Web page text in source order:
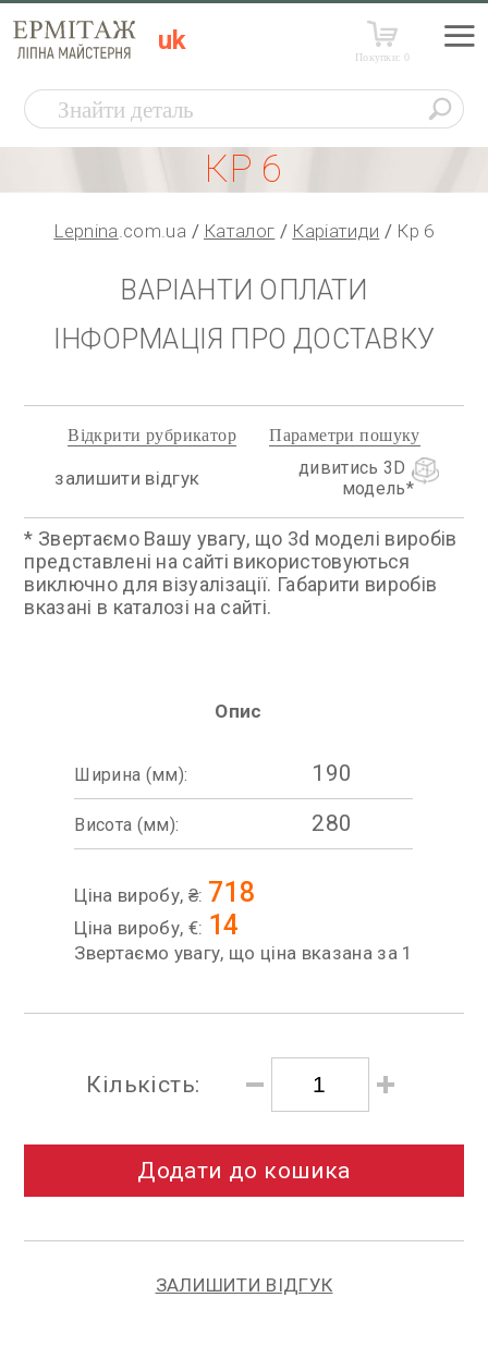
uk
Покупки:0
КР 6
Lepnina.com.ua Каталог Каріатиди Кр 6
ВАРІАНТИ ОПЛАТИ
ІНФОРМАЦІЯ ПРО ДОСТАВКУ
залишити відгук
дивитись 3D
модель
Відкрити рубрикатор Параметри пошуку
* Звертаємо Вашу увагу, що 3d моделі виробів
представлені на сайті використовуються
виключно для візуалізації. Габарити виробів
вказані в каталозі на сайті.
Опис
Ширина (мм): 190
Висота (мм): 280
Ціна виробу, ₴: 718
Ціна виробу, €: 14
Звертаємо увагу, що ціна вказана за 1
Кількість:
Додати до кошика
ЗАЛИШИТИ ВІДГУК